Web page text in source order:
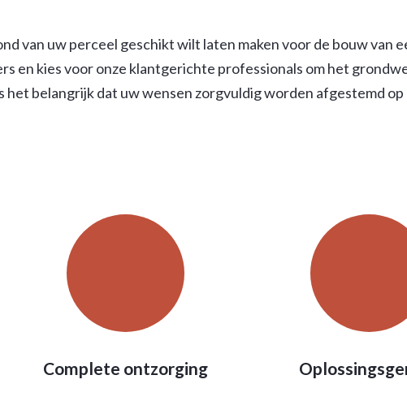
van uw perceel geschikt wilt laten maken voor de bouw van
en kies voor onze klantgerichte professionals om het
belangrijk dat uw wensen zorgvuldig worden afgestemd op
Complete ontzorging